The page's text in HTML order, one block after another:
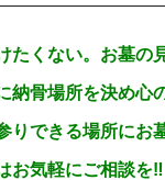
たくない。お墓の
納骨場所を決め心
りできる場所にお
お気軽にご相談を‼